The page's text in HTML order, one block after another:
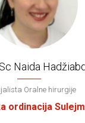
Naida
Oralne hirurgije
ordinacija